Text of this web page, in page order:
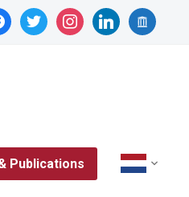
twitter instagramlinkedinarchive
Publications